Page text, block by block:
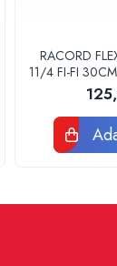
RACORD
11/4 FI-FI 30CM
POMPA